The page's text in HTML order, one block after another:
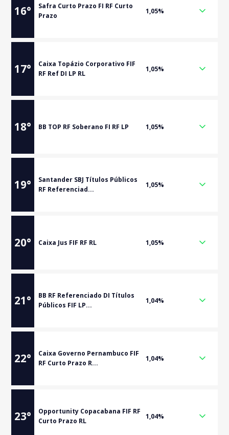
16°
Safra Curto Prazo FI RF Curto
Prazo
1,05%
17°
Caixa Topázio Corporativo FIF
RF Ref DI LP RL
1,05%
18° BB TOP RF Soberano FI RF LP 1,05%
19°
Santander SBJ Títulos Públicos
RF Referenciad...
1,05%
20° Caixa Jus FIF RF RL 1,05%
21°
BB RF Referenciado DI Títulos
Públicos FIF LP...
1,04%
22°
Caixa Governo Pernambuco FIF
RF Curto Prazo R...
1,04%
23°
Opportunity Copacabana FIF RF
Curto Prazo RL
1,04%